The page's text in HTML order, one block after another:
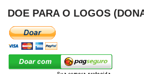
DOE PARA O LOGOS